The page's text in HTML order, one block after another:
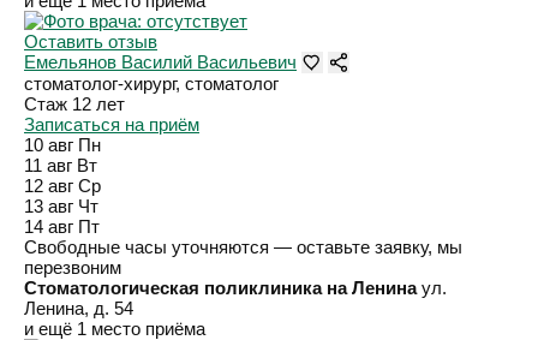
Оставить отзыв
Емельянов Василий Васильевич
стоматолог-хирург, стоматолог
Стаж 12 лет
Записаться на приём
10 авг Пн
11 авг Вт
12 авг Ср
13 авг Чт
14 авг Пт
Свободные часы уточняются — оставьте заявку, мы
перезвоним
Стоматологическая поликлиника на Ленина ул.
Ленина, д. 54
и ещё 1 место приёма